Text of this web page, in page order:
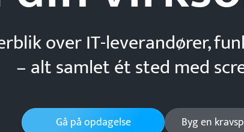
over IT-leverandører,
– alt samlet ét sted med
Gå på opdagelse Byg en